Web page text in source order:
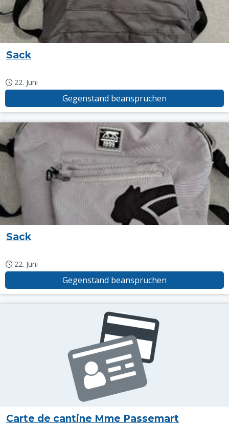
Sack
22. Juni
Gegenstand beanspruchen
Sack
22. Juni
Gegenstand beanspruchen
Carte de cantine Mme Passemart